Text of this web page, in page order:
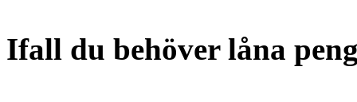
Ifall du behöver låna